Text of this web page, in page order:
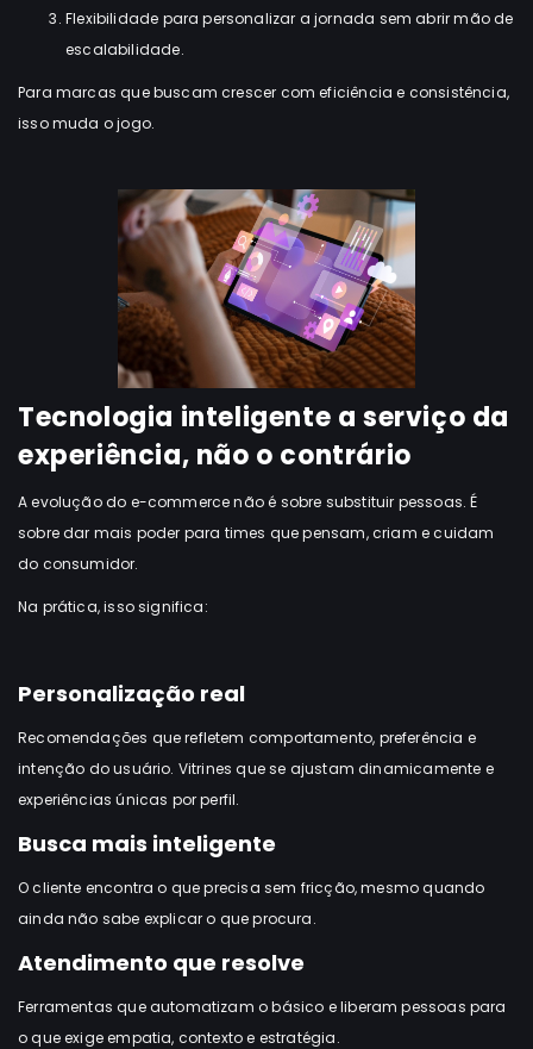
Flexibilidade para personalizar a jornada sem abrir mão de
escalabilidade.
Para marcas que buscam crescer com eficiência e consistência,
isso muda o jogo.
Tecnologia inteligente a serviço da
experiência, não o contrário
A evolução do e-commerce não é sobre substituir pessoas. É
sobre dar mais poder para times que pensam, criam e cuidam
do consumidor.
Na prática, isso significa:
Personalização real
Recomendações que refletem comportamento, preferência e
intenção do usuário. Vitrines que se ajustam dinamicamente e
experiências únicas por perfil.
Busca mais inteligente
O cliente encontra o que precisa sem fricção, mesmo quando
ainda não sabe explicar o que procura.
Atendimento que resolve
Ferramentas que automatizam o básico e liberam pessoas para
o que exige empatia, contexto e estratégia.